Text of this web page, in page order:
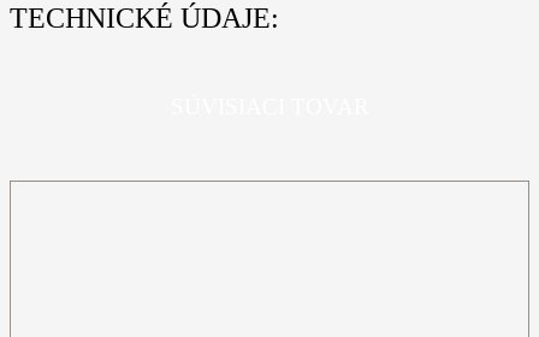
TECHNICKÉ ÚDAJE: